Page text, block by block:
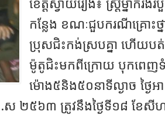
ខេត្តស្វាយរៀង៖ ស្ត្រីម្នាក់
កន្លែង ខណៈជួបករណីគ្រោះថ្ន
ប្រុសជិះកង់ស្របគ្នា ហើយបត់ឆ្
ម៉ូតូជិះមកពីក្រោយ បុកពេញ
ម៉ោង៥និង៥០នាទីល្ងាច ថ្ងៃ
.ស ២៥៦៣ ត្រូវនឹងថ្ងៃទី១៨ ខែសី